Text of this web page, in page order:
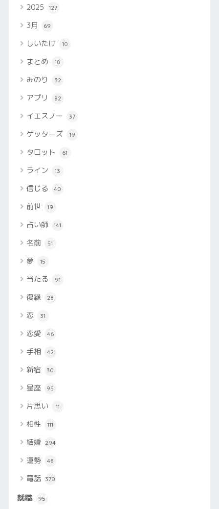
2025 127
3月 69
しいたけ 10
まとめ 18
みのり 32
アプリ 82
イエスノー 37
ゲッターズ 19
タロット 61
ライン 13
信じる 40
前世 19
占い師 141
名前 51
夢 15
当たる 91
復縁 28
恋 31
恋愛 46
手相 42
新宿 30
星座 95
片思い 11
相性 111
結婚 294
運勢 48
電話 370
就職 95